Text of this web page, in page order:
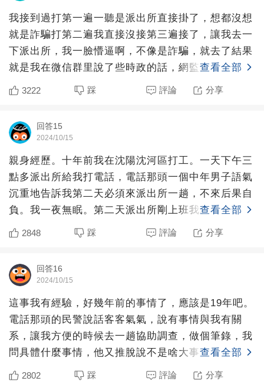
我接到過打第一遍一聽是派出所直接掛了，想都沒想
就是詐騙打第二遍我直接沒接第三遍接了，讓我去一
下派出所，我一臉懵逼啊，不像是詐騙，就去了結果
就是我在微信群里說了些時政的話，網監部門要求派
出所查我，聊的啥
查看全部
3222 踩 評論 分享
回答15
2024/10/15
親身經歷。十年前我在沈陽沈河區打工。一天下午三
點多派出所給我打電話，電話那頭一個中年男子語氣
沉重地告訴我第二天必須來派出所一趟，不來后果自
負。我一夜無眠。第二天派出所剛上班我就到了。接
待說負責我的同事
查看全部
2848 踩 評論 分享
回答16
2024/10/15
這事我有經驗，好幾年前的事情了，應該是19年吧。
電話那頭的民警說話客客氣氣，說有事情與我有關
系，讓我方便的時候去一趟協助調查，做個筆錄，我
問具體什麼事情，他又推脫說不是啥大事，過來就知
道。然后我尋思，
查看全部
2802 踩 評論 分享